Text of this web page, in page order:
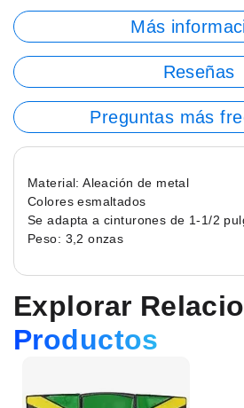
Más
Reseñas
Preguntas más
Material: Aleación de metal
Colores esmaltados
Se adapta a cinturones de 1-1/2
Peso: 3,2 onzas
Explorar
Productos